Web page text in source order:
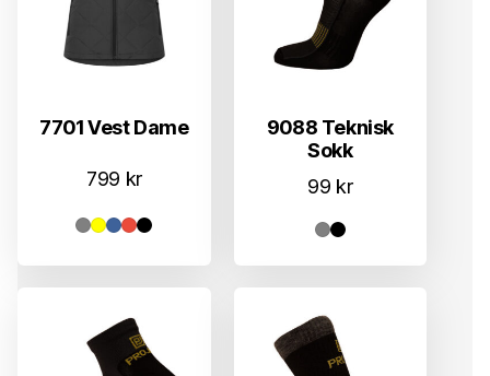
7701 Vest Dame
799 kr
9088 Teknisk
Sokk
99 kr